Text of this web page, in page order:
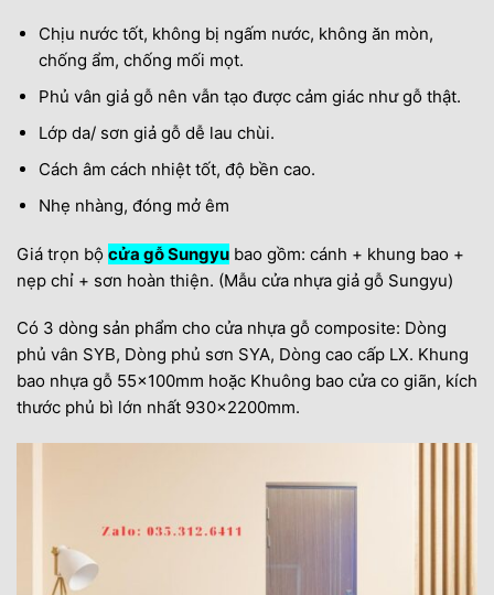
Chịu nước tốt, không bị ngấm nước, không ăn mòn,
chống ẩm, chống mối mọt.
Phủ vân giả gỗ nên vẫn tạo được cảm giác như gỗ thật.
Lớp da/ sơn giả gỗ dễ lau chùi.
Cách âm cách nhiệt tốt, độ bền cao.
Nhẹ nhàng, đóng mở êm
Giá trọn bộ cửa gỗ Sungyu bao gồm: cánh + khung bao +
nẹp chỉ + sơn hoàn thiện. (Mẫu cửa nhựa giả gỗ Sungyu)
Có 3 dòng sản phẩm cho cửa nhựa gỗ composite: Dòng
phủ vân SYB, Dòng phủ sơn SYA, Dòng cao cấp LX. Khung
bao nhựa gỗ 55x100mm hoặc Khuông bao cửa co giãn, kích
thước phủ bì lớn nhất 930x2200mm.